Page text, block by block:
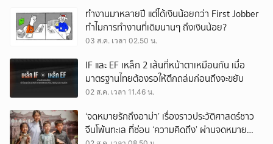
ทำงานมาหลายปี แต่ได้เงินน้อยกว่า First Jobber
ทำไมการทำงานที่เดิมนานๆ ถึงเงินน้อย?
03 ส.ค. เวลา 02.50 น.
IF และ EF เหล็ก 2 เส้นที่หน้าตาเหมือนกัน เมื่อ
มาตรฐานไทยต้องรอให้ตึกถล่มก่อนถึงจะขยับ
02 ส.ค. เวลา 11.46 น.
‘จดหมายรักถึงอาม่า’ เรื่องราวประวัติศาสตร์ชาว
จีนโพ้นทะเล ที่ซ่อน ‘ความคิดถึง’ ผ่านจดหมาย